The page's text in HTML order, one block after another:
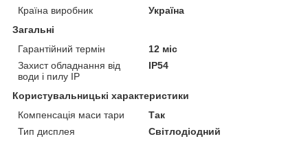
Країна виробник
Україна
Загальні
Гарантійний термін
12 міс
Захист обладнання від
води і пилу IP
IP54
Користувальницькі характеристики
Компенсація маси тари
Так
Тип дисплея
Світлодіодний